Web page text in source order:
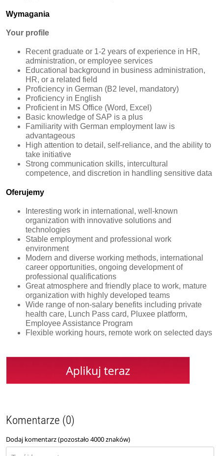
Wymagania
Your profile
Recent graduate or 1-2 years of experience in HR,
administration, or employee services
Educational background in business administration,
HR, or a related field
Proficiency in German (B2 level, mandatory)
Proficiency in English
Proficient in MS Office (Word, Excel)
Basic knowledge of SAP is a plus
Familiarity with German employment law is
advantageous
High attention to detail, self-reliance, and the ability to
take initiative
Strong communication skills, intercultural
competence, and discretion in handling sensitive data
Oferujemy
Interesting work in international, well-known
organization with innovative solutions and
technologies
Stable employment and professional work
environment
Modern and diverse working methods, international
career opportunities, ongoing development of
professional qualifications
Great atmosphere and friendly place to work, mature
organization with highly developed teams
Wide range of non-salary benefits including private
health care, Lunch Pass card, Pluxee platform,
Employee Assistance Program
Flexible working hours, remote work on selected days
Komentarze (0)
Dodaj komentarz (pozostało4000znaków)